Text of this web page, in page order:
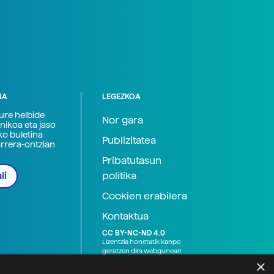
helbide
eta jaso
buletina
ontzian
LEGEZKOA
Nor gara
Publizitatea
Pribatutasun
politika
Cookien erabilera
Kontaktua
CC BY-NC-ND 4.0
Lizentzia honetatik kanpo
geratzen dira webgunean
×